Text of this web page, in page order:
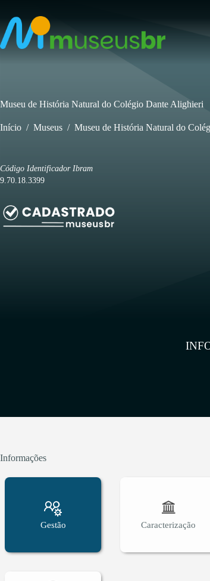
para
conteúdo
Museu de História Natural do Colégio Dante Alighieri
Início / Museus / Museu de História Natural do
Código Identificador Ibram
9.70.18.3399
Informações
Gestão Caracterização